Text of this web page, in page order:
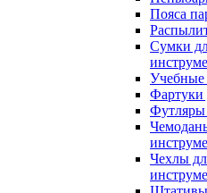
Пояса
Сумки
Учебные
Фартуки
Чехлы